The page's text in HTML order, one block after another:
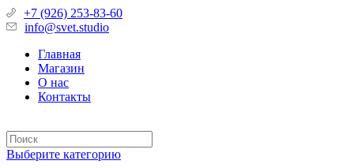
+7 (926) 253-83-60
info@svet.studio
Главная
Магазин
О нас
Контакты
Выберите категорию